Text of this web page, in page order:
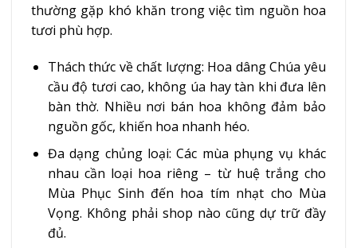
thường gặp khó khăn trong việc tìm nguồn hoa
tươi phù hợp.
Thách thức về chất lượng: Hoa dâng Chúa yêu
cầu độ tươi cao, không úa hay tàn khi đưa lên
bàn thờ. Nhiều nơi bán hoa không đảm bảo
nguồn gốc, khiến hoa nhanh héo.
Đa dạng chủng loại: Các mùa phụng vụ khác
nhau cần loại hoa riêng – từ huệ trắng cho
Mùa Phục Sinh đến hoa tím nhạt cho Mùa
Vọng. Không phải shop nào cũng dự trữ đầy
đủ.